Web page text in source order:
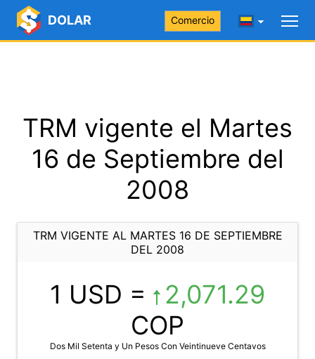
DOLAR Comercio
TRM vigente el Martes
16 de Septiembre del
2008
TRM VIGENTE AL MARTES 16 DE SEPTIEMBRE
DEL 2008
1 USD =
2,071.29
COP
Dos Mil Setenta y Un Pesos Con Veintinueve Centavos